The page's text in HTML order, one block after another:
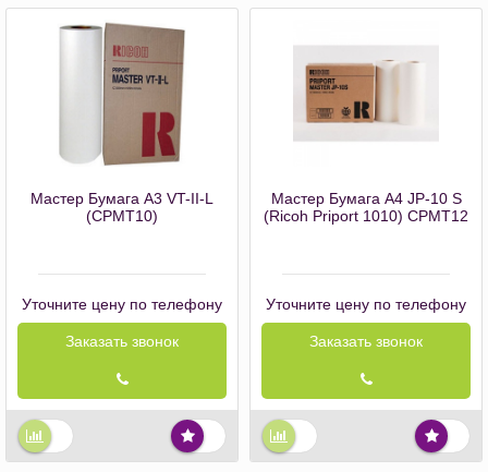
Мастер Бумага А3 VT-II-L
(CPMT10)
Уточните цену по телефону
Заказать звонок
Мастер Бумага А4 JP-10 S
(Ricoh Priport 1010) CPMT12
Уточните цену по телефону
Заказать звонок